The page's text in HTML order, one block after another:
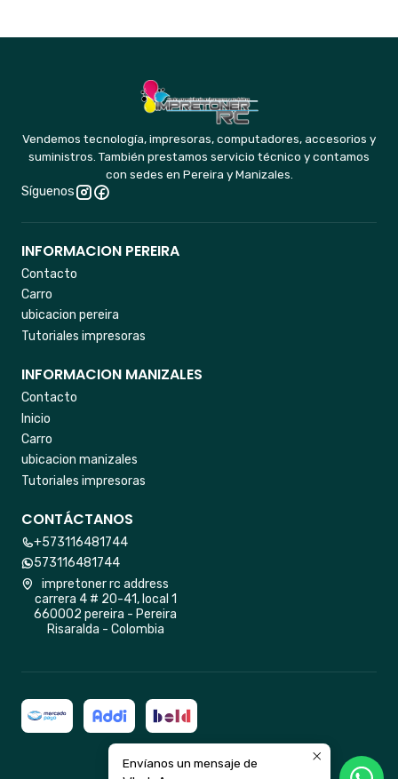
Vendemos tecnología, impresoras, computadores, accesorios y
suministros. También prestamos servicio técnico y contamos
con sedes en Pereira y Manizales.
Síguenos
INFORMACION PEREIRA
Contacto
Carro
ubicacion pereira
Tutoriales impresoras
INFORMACION MANIZALES
Contacto
Inicio
Carro
ubicacion manizales
Tutoriales impresoras
CONTÁCTANOS
+573116481744
573116481744
impretoner rc address
carrera 4 # 20-41, local 1
660002 pereira - Pereira
Risaralda - Colombia
2026 impretoner rc.
Envíanos un mensaje de